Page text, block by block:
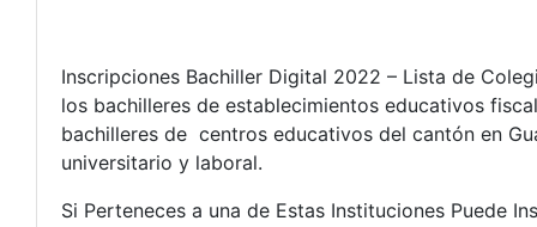
Inscripciones Bachiller Digital 2022 – Lista de
los bachilleres de establecimientos educativos
bachilleres de centros educativos del cantón en
universitario y laboral.
Si Perteneces a una de Estas Instituciones Puede